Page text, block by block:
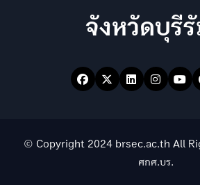
จังหวัดบุรี
© Copyright 2024 brsec.ac.th All
ศกศ.บร.